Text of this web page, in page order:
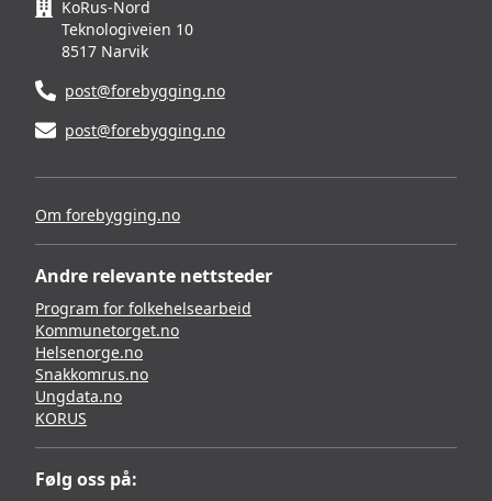
KoRus-Nord
Teknologiveien 10
8517 Narvik
post@forebygging.no
post@forebygging.no
Om forebygging.no
Andre relevante nettsteder
Program for folkehelsearbeid
Kommunetorget.no
Helsenorge.no
Snakkomrus.no
Ungdata.no
KORUS
Følg oss på: